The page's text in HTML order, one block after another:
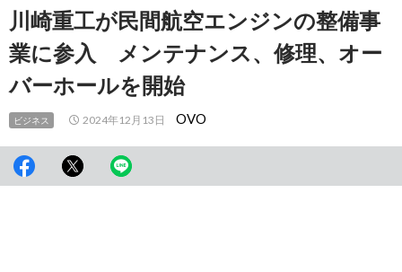
動川崎重工が民間航空エンジンの整備事
業に参入 メンテナンス、修理、オー
バーホールを開始
ビジネス 2024年12月13日 OVO